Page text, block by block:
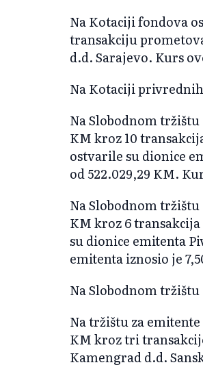
Na Kotaciji fondova
transakciju
d.d. Sarajevo. Kurs
Na Kotaciji
Na Slobodnom tržištu
KM kroz 10
ostvarile su dionice
od 522.029,29 KM.
Na Slobodnom tržištu
KM kroz 6
su dionice emitenta
emitenta iznosio je
Na Slobodnom
Na tržištu za
KM kroz tri
Kamengrad d.d.